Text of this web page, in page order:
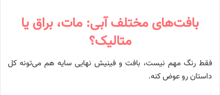
بافت‌های مختلف آبی: مات، براق یا
متالیک؟
فقط رنگ مهم نیست، بافت و فینیش نهایی سایه هم می‌تونه کل
داستان رو عوض کنه.